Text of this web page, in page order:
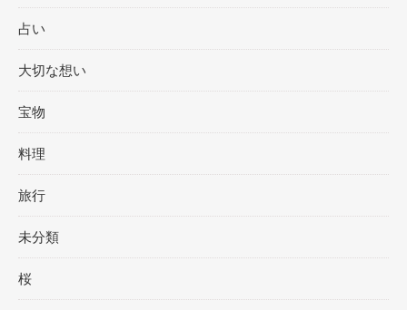
占い
大切な想い
宝物
料理
旅行
未分類
桜